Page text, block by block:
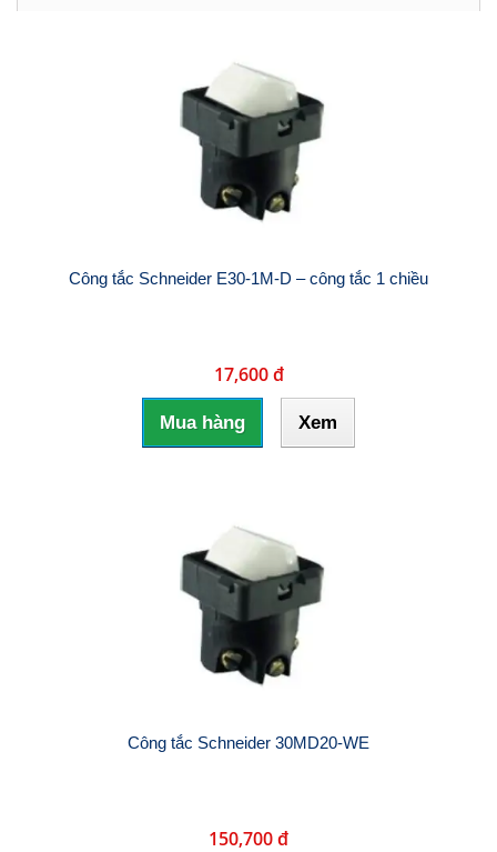
Công tắc Schneider E30-1M-D – công tắc 1 chiều
17,600 đ
Mua hàng Xem
Công tắc Schneider 30MD20-WE
150,700 đ